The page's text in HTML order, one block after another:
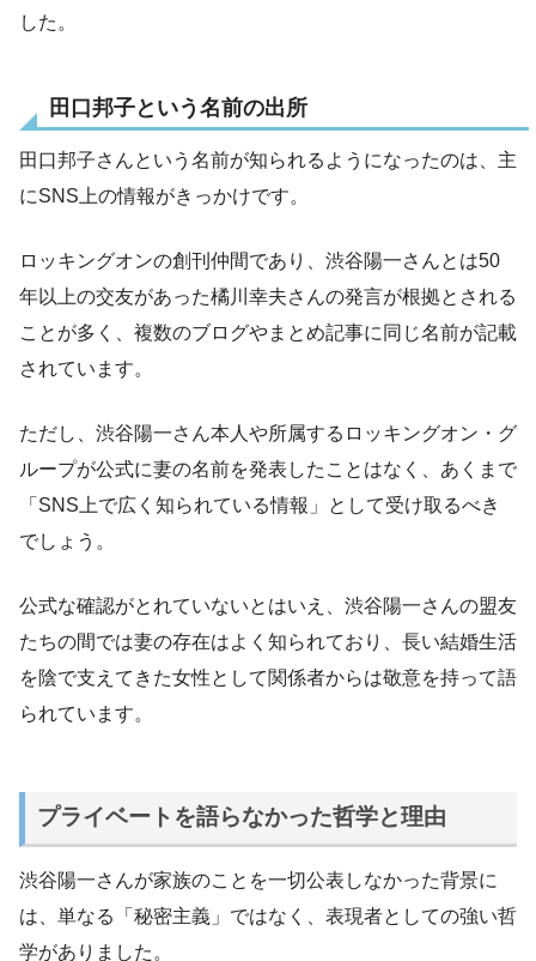
した。
田口邦子という名前の出所
田口邦子さんという名前が知られるようになったのは、主
にSNS上の情報がきっかけです。
ロッキングオンの創刊仲間であり、渋谷陽一さんとは50
年以上の交友があった橘川幸夫さんの発言が根拠とされる
ことが多く、複数のブログやまとめ記事に同じ名前が記載
されています。
ただし、渋谷陽一さん本人や所属するロッキングオン・グ
ループが公式に妻の名前を発表したことはなく、あくまで
「SNS上で広く知られている情報」として受け取るべき
でしょう。
公式な確認がとれていないとはいえ、渋谷陽一さんの盟友
たちの間では妻の存在はよく知られており、長い結婚生活
を陰で支えてきた女性として関係者からは敬意を持って語
られています。
プライベートを語らなかった哲学と理由
渋谷陽一さんが家族のことを一切公表しなかった背景に
は、単なる「秘密主義」ではなく、表現者としての強い哲
学がありました。